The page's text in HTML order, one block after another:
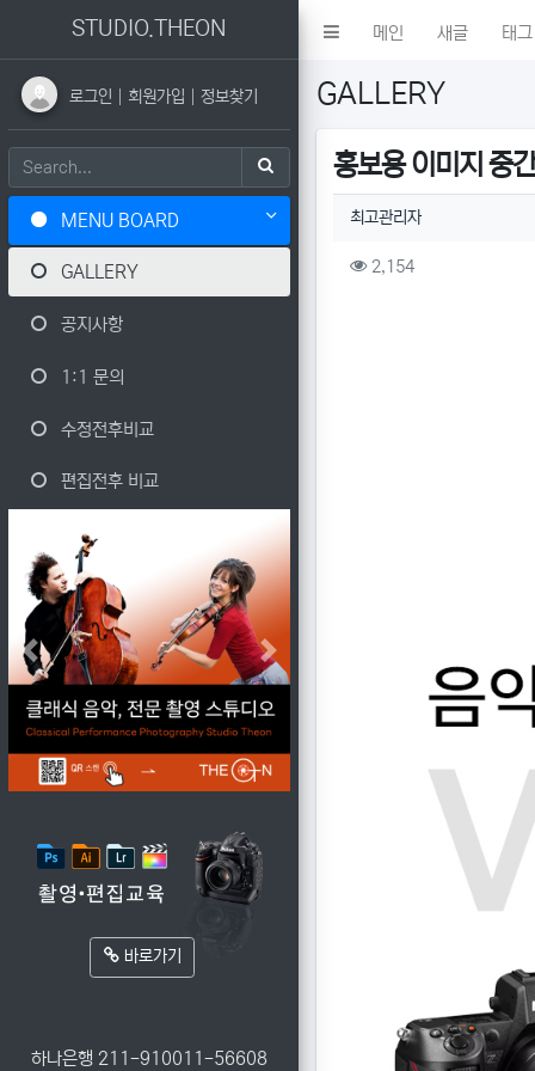
메인 새글 태그
STUDIO.THEON
로그인 회원가입 정보찾기
MENU BOARD
GALLERY
공지사항
1:1 문의
수정전후비교
편집전후 비교
Previous Next
바로가기
하나은행 211-910011-56608
GALLERY
홍보용 이미지 중
작성자 정보
최고관리자작성
컨텐츠 정보
2,154조회